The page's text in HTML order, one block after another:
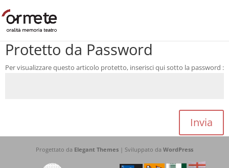
Protetto da Password
Per visualizzare questo articolo protetto, inserisci qui sotto la password :
Invia
Progettato da Elegant Themes| Sviluppato da WordPress